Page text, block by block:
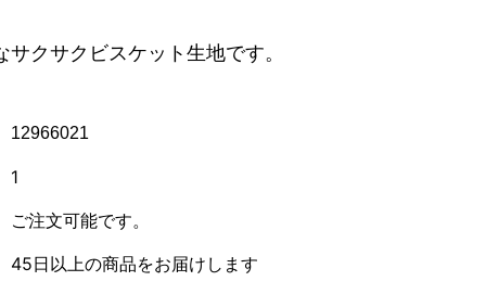
クサクビスケット生地です。
12966021
1
ご注文可能です。
45日以上の商品をお届けします